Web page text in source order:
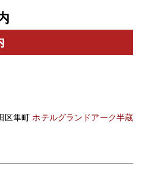
区隼町ホテルグランドアーク半蔵